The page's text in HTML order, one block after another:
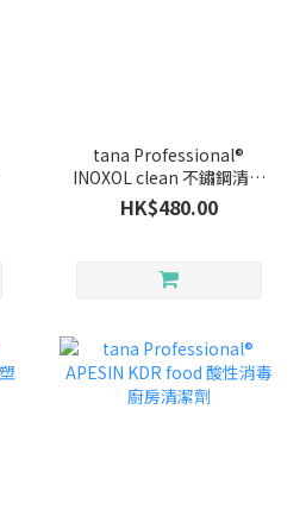
tana Professional®
INOXOL clean 不鏽鋼清潔
劑
HK$480.00